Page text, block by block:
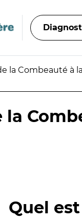
la Combeauté à
la
Quel